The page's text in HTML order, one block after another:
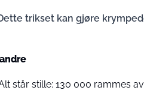
trikset kan gjøre
står stille: 130 000 rammes